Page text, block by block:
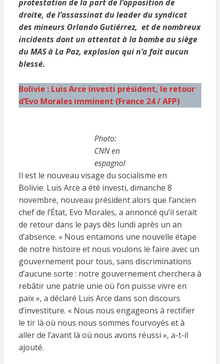
protestation de la part de l’opposition de
droite, de l’assassinat du leader du syndicat
des mineurs Orlando Gutiérrez, et denombreux
incidents dont un attentat à la bombe au siège
du MAS à La Paz, explosion qui n’a fait aucun
blessé.
Bolivie : Luis Arce investi président, le retour
d’Evo Morales imminent (France 24 / AFP)
Photo:
CNN en
espagnol
Il est le nouveau visage du socialisme en
Bolivie. Luis Arce a été investi, dimanche 8
novembre, nouveau président alors que l’ancien
chef de l’État, Evo Morales, a annoncé qu’il serait
de retour dans le pays dès lundi après un an
d’absence. « Nous entamons une nouvelle étape
de notre histoire et nous voulons le faire avec un
gouvernement pour tous, sans discriminations
d’aucune sorte : notre gouvernement cherchera à
rebâtir une patrie unie où l’on puisse vivre en
paix », a déclaré Luis Arce dans son discours
d’investiture. « Nous nous engageons à rectifier
le tir là où nous nous sommes fourvoyés et à
aller de l’avant là où nous avons réussi », a-t-il
ajouté.